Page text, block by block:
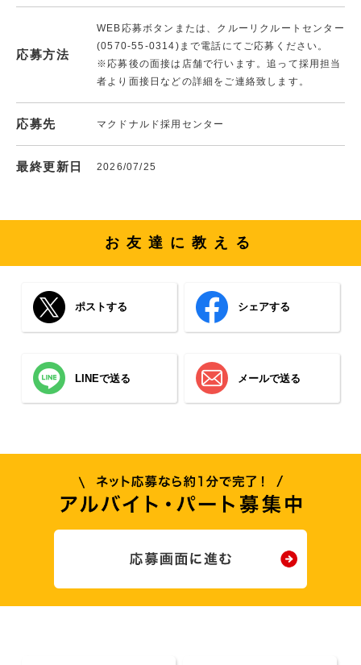
応募方法
WEB応募ボタンまたは、クルーリクルートセンター
(0570-55-0314)まで電話にてご応募ください。
※応募後の面接は店舗で行います。追って採用担当
者より面接日などの詳細をご連絡致します。
応募先 マクドナルド採用センター
最終更新日 2026/07/25
お友達に教える
ポストする シェアする
LINEで送る メールで送る